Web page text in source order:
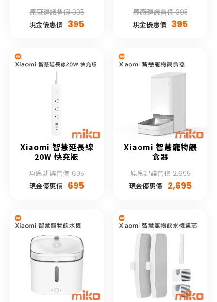
原廠建議售價 395
現金優惠價 395
原廠建議售價 395
現金優惠價 395
Xiaomi 智慧延長線
20W 快充版
原廠建議售價 695
現金優惠價 695
Xiaomi 智慧寵物餵
食器
原廠建議售價 2,695
現金優惠價 2,695